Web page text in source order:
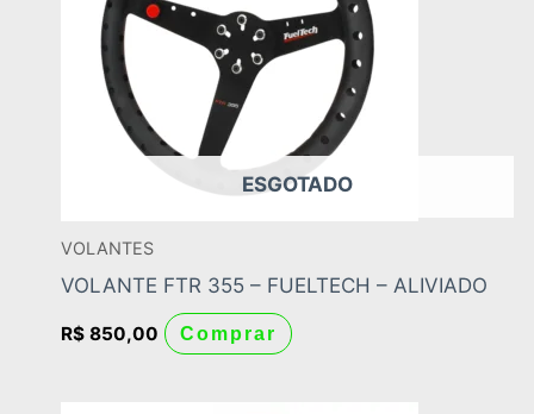
ESGOTADO
VOLANTES
VOLANTE FTR 355 – FUELTECH – ALIVIADO
R$ 850,00 Comprar